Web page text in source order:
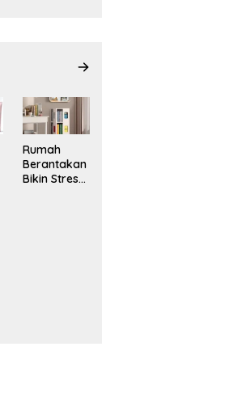
Rumah
Berantakan
Bikin Stres?